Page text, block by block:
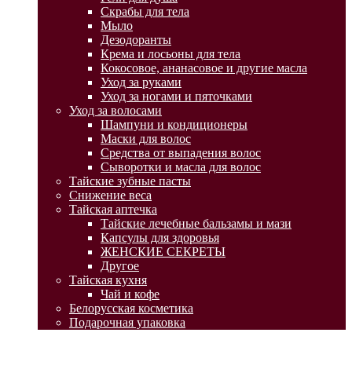
Скрабы для тела
Мыло
Дезодоранты
Крема и лосьоны для тела
Кокосовое, ананасовое и другие масла
Уход за руками
Уход за ногами и пяточками
Уход за волосами
Шампуни и кондиционеры
Маски для волос
Средства от выпадения волос
Сыворотки и масла для волос
Тайские зубные пасты
Снижение веса
Тайская аптечка
Тайские лечебные бальзамы и мази
Капсулы для здоровья
ЖЕНСКИЕ СЕКРЕТЫ
Другое
Тайская кухня
Чай и кофе
Белорусская косметика
Подарочная упаковка